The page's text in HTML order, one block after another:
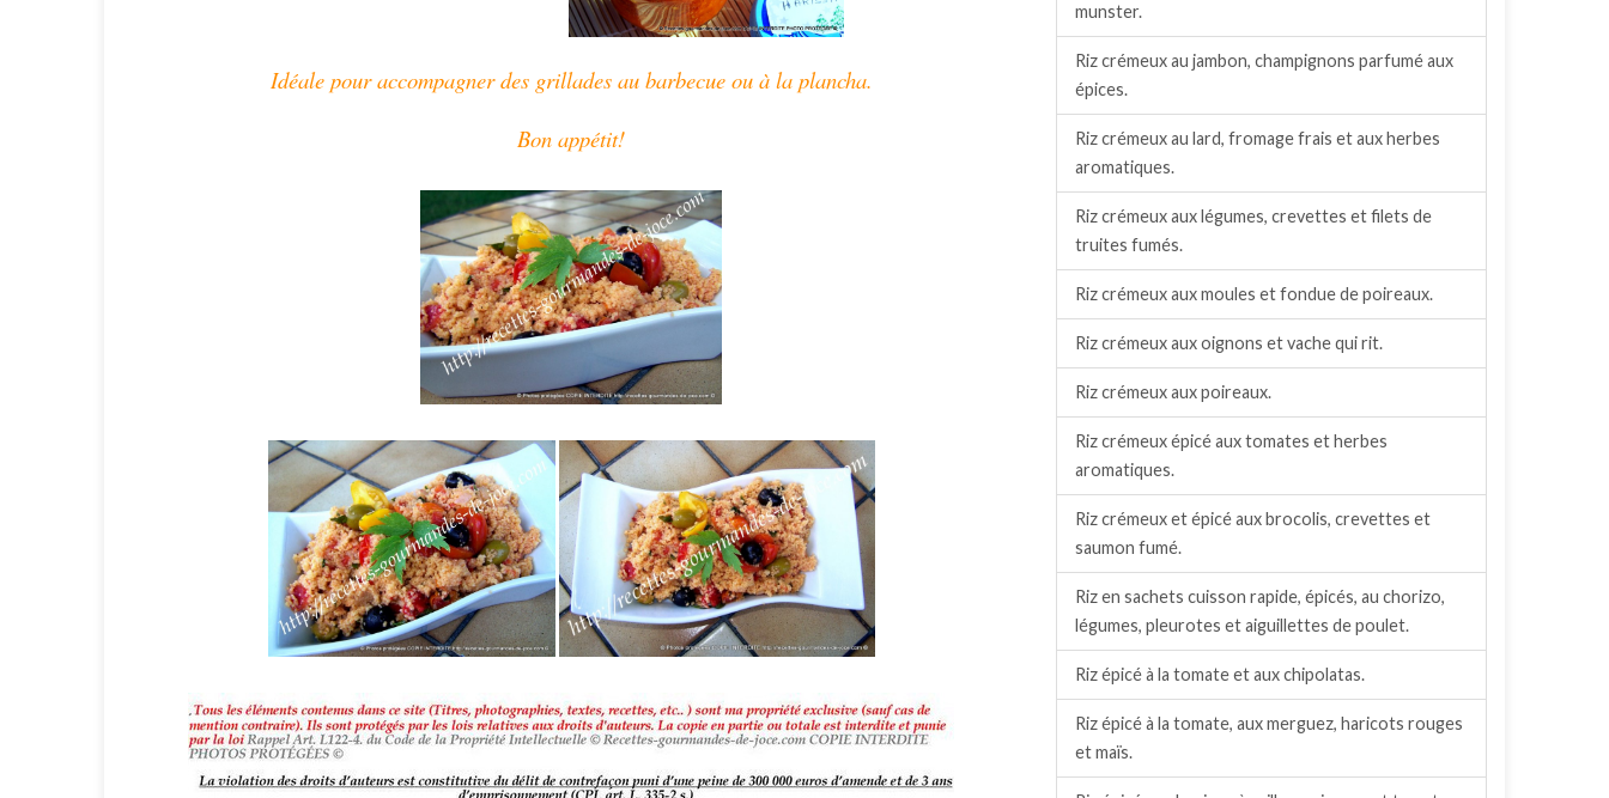
Idéale pour accompagner des grillades au barbecue ou à la plancha.
Bon appétit!
munster.
Riz crémeux au jambon, champignons parfumé aux
épices.
Riz crémeux au lard, fromage frais et aux herbes
aromatiques.
Riz crémeux aux légumes, crevettes et filets de
truites fumés.
Riz crémeux aux moules et fondue de poireaux.
Riz crémeux aux oignons et vache qui rit.
Riz crémeux aux poireaux.
Riz crémeux épicé aux tomates et herbes
aromatiques.
Riz crémeux et épicé aux brocolis, crevettes et
saumon fumé.
Riz en sachets cuisson rapide, épicés, au chorizo,
légumes, pleurotes et aiguillettes de poulet.
Riz épicé à la tomate et aux chipolatas.
Riz épicé à la tomate, aux merguez, haricots rouges
et maïs.